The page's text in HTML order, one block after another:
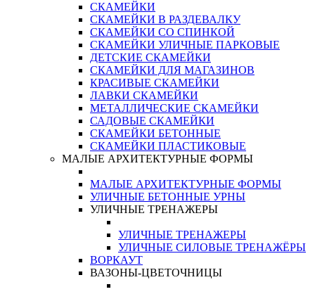
СКАМЕЙКИ
СКАМЕЙКИ В РАЗДЕВАЛКУ
СКАМЕЙКИ СО СПИНКОЙ
СКАМЕЙКИ УЛИЧНЫЕ ПАРКОВЫЕ
ДЕТСКИЕ СКАМЕЙКИ
СКАМЕЙКИ ДЛЯ МАГАЗИНОВ
КРАСИВЫЕ СКАМЕЙКИ
ЛАВКИ СКАМЕЙКИ
МЕТАЛЛИЧЕСКИЕ СКАМЕЙКИ
САДОВЫЕ СКАМЕЙКИ
СКАМЕЙКИ БЕТОННЫЕ
СКАМЕЙКИ ПЛАСТИКОВЫЕ
МАЛЫЕ АРХИТЕКТУРНЫЕ ФОРМЫ
МАЛЫЕ АРХИТЕКТУРНЫЕ ФОРМЫ
УЛИЧНЫЕ БЕТОННЫЕ УРНЫ
УЛИЧНЫЕ ТРЕНАЖЕРЫ
УЛИЧНЫЕ ТРЕНАЖЕРЫ
УЛИЧНЫЕ СИЛОВЫЕ ТРЕНАЖЁРЫ
ВОРКАУТ
ВАЗОНЫ-ЦВЕТОЧНИЦЫ